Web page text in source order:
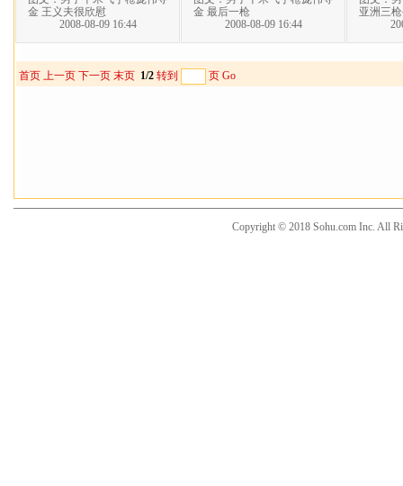
金 王义夫很欣慰
2008-08-09 16:44
金 最后一枪
2008-08-09 16:44
亚洲三
首页 上一页 下一页 末页 1/2转到 页 Go
Copyright © 2018 Sohu.com Inc. All